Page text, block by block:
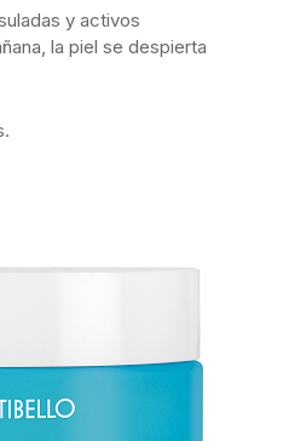
y activos
la piel se despierta